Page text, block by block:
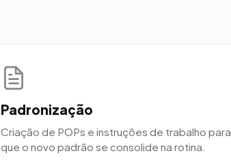
Padronização
Criação de POPs e instruções de trabalho para
que o novo padrão se consolide na rotina.